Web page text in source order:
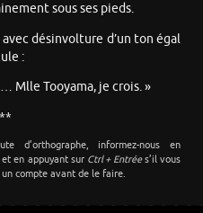
sous ses pieds.
désinvolture d’un ton égal
:
Mlle Tooyama, je crois. »
d’orthographe, informez-nous en
en appuyant sur Ctrl + Entrées’il vous
compte avant de le faire.